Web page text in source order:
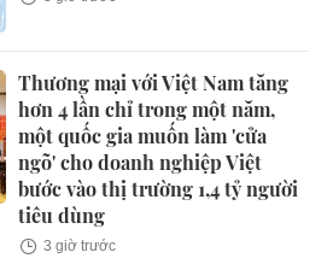
Thương mại với Việt Nam tăng
hơn 4 lần chỉ trong một năm,
một quốc gia muốn làm 'cửa
ngõ' cho doanh nghiệp Việt
bước vào thị trường 1,4 tỷ người
tiêu dùng
3 giờ trước